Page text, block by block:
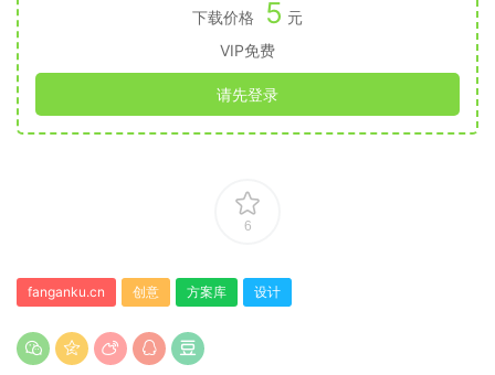
下载价格 5 元
VIP免费
请先登录
6
fanganku.cn 创意 方案库 设计